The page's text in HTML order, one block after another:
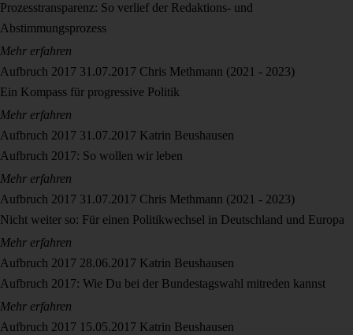
Prozesstransparenz: So verlief der Redaktions- und
Abstimmungsprozess
Mehr erfahren
Aufbruch 2017 31.07.2017 Chris Methmann (2021 - 2023)
Ein Kompass für progressive Politik
Mehr erfahren
Aufbruch 2017 31.07.2017 Katrin Beushausen
Aufbruch 2017: So wollen wir leben
Mehr erfahren
Aufbruch 2017 31.07.2017 Chris Methmann (2021 - 2023)
Nicht weiter so: Für einen Politikwechsel in Deutschland und Europa
Mehr erfahren
Aufbruch 2017 28.06.2017 Katrin Beushausen
Aufbruch 2017: Wie Du bei der Bundestagswahl mitreden kannst
Mehr erfahren
Aufbruch 2017 15.05.2017 Katrin Beushausen